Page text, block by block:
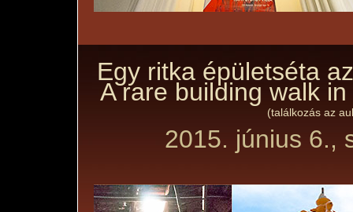
Egy ritka épületséta
A rare building walk
(találkozás az
2015. június 6.,